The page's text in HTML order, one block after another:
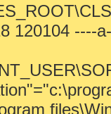
120104 ----